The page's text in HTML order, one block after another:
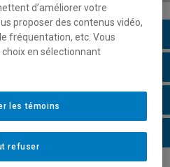
d’améliorer votre
proposer des contenus vidéo,
fréquentation, etc. Vous
en sélectionnant
refuser
les témoins